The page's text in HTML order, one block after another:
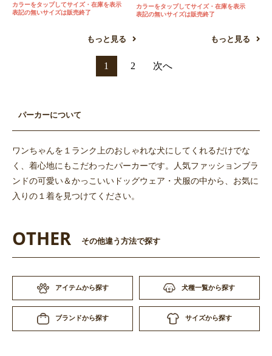
カラーをタップしてサイズ・在庫を表示
表記の無いサイズは販売終了
もっと見る
カラーをタップしてサイズ・在庫を表示
表記の無いサイズは販売終了
もっと見る
1 2 次へ
パーカーについて
ワンちゃんを１ランク上のおしゃれな犬にしてくれるだけでな
く、着心地にもこだわったパーカーです。人気ファッションブラ
ンドの可愛い＆かっこいいドッグウェア・犬服の中から、お気に
入りの１着を見つけてください。
OTHER その他違う方法で探す
アイテムから探す 犬種一覧から探す
ブランドから探す サイズから探す